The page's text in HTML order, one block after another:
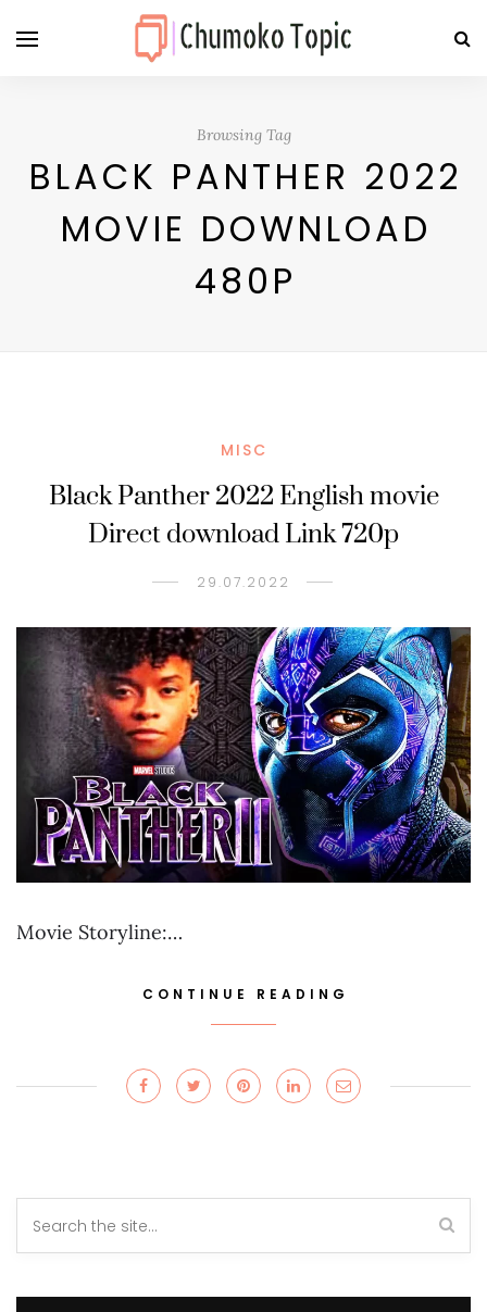
Browsing Tag
BLACK PANTHER 2022
MOVIE DOWNLOAD
480P
MISC
Black Panther 2022 English movie
Direct download Link 720p
29.07.2022
Movie Storyline:…
CONTINUE READING